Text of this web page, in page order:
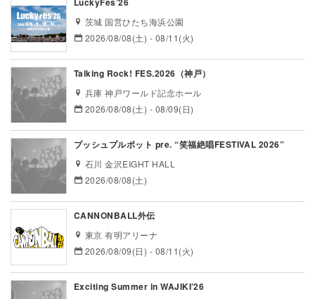
茨城 国営ひたち海浜公園
2026/08/08(土) - 08/11(火)
Talking Rock! FES.2026（神戸）
兵庫 神戸ワールド記念ホール
2026/08/08(土) - 08/09(日)
プッシュプルポット pre. “笑福絶唱FESTIVAL 2026”
石川 金沢EIGHT HALL
2026/08/08(土)
CANNONBALL外伝
東京 有明アリーナ
2026/08/09(日) - 08/11(火)
Exciting Summer in WAJIKI’26